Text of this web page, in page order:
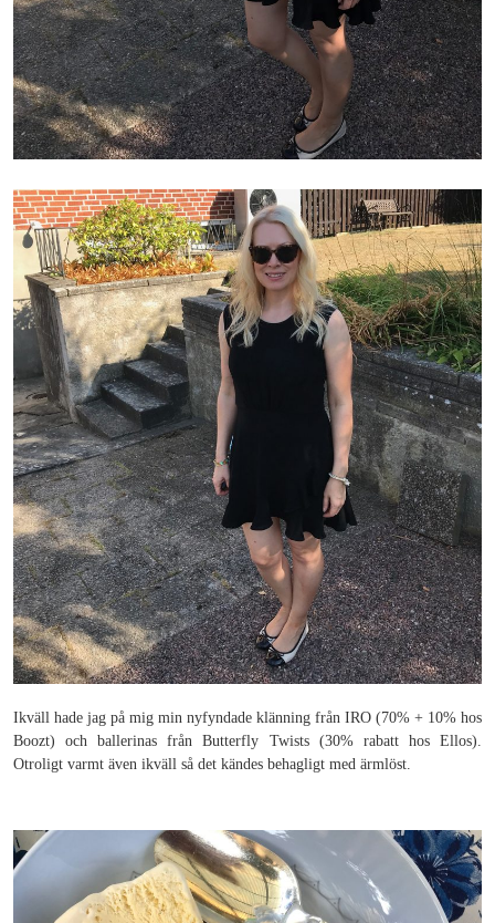
Ikväll hade jag på mig min nyfyndade klänning från IRO (70% + 10% hos
Boozt) och ballerinas från Butterfly Twists (30% rabatt hos Ellos).
Otroligt varmt även ikväll så det kändes behagligt med ärmlöst.